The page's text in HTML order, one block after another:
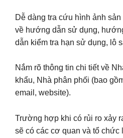
Dễ dàng tra cứu hình ảnh
về hướng dẫn sử dụng,
dẫn kiểm tra hạn sử dụng, lô
Nắm rõ thông tin chi tiết về
khẩu, Nhà phân phối (bao
email, website).
Trường hợp khi có rủi ro xảy
sẽ có các cơ quan và tổ chức